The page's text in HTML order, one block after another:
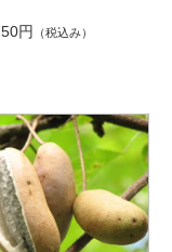
円
（税込み）